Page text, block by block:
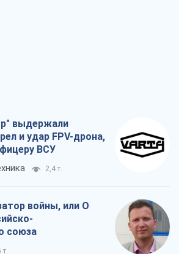
выдержали
и удар FPV-дрона,
ВСУ
2,4 т.
войны, или О
союза
т.